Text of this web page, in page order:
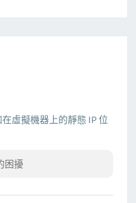
虛擬機器上的靜態 IP 位
困擾